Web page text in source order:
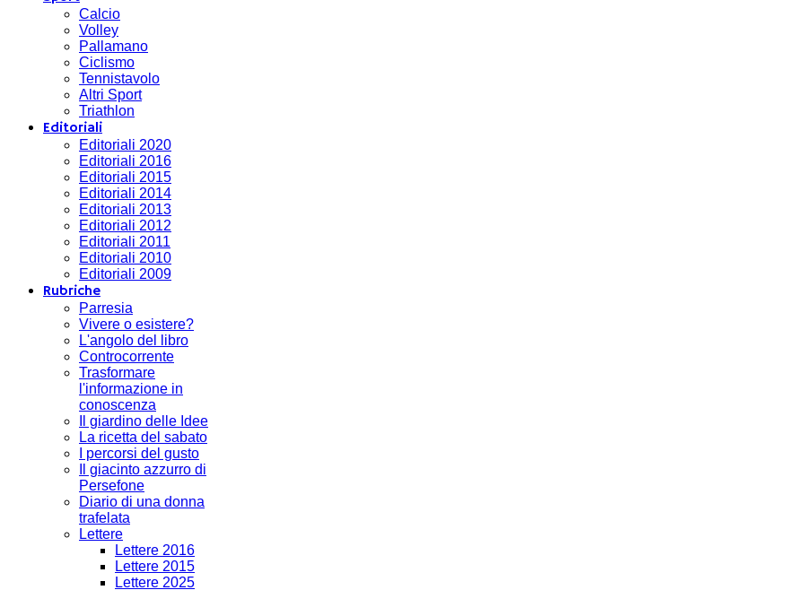
Calcio
Volley
Pallamano
Ciclismo
Tennistavolo
Altri Sport
Triathlon
Editoriali
Editoriali 2020
Editoriali 2016
Editoriali 2015
Editoriali 2014
Editoriali 2013
Editoriali 2012
Editoriali 2011
Editoriali 2010
Editoriali 2009
Rubriche
Parresia
Vivere o esistere?
L'angolo del libro
Controcorrente
Trasformare
l'informazione in
conoscenza
Il giardino delle Idee
La ricetta del sabato
I percorsi del gusto
Il giacinto azzurro di
Persefone
Diario di una donna
trafelata
Lettere
Lettere 2016
Lettere 2015
Lettere 2025